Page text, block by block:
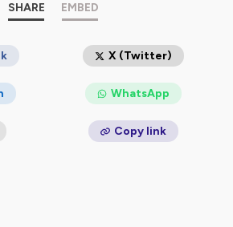
SHARE EMBED
X (Twitter)
WhatsApp
Copy link